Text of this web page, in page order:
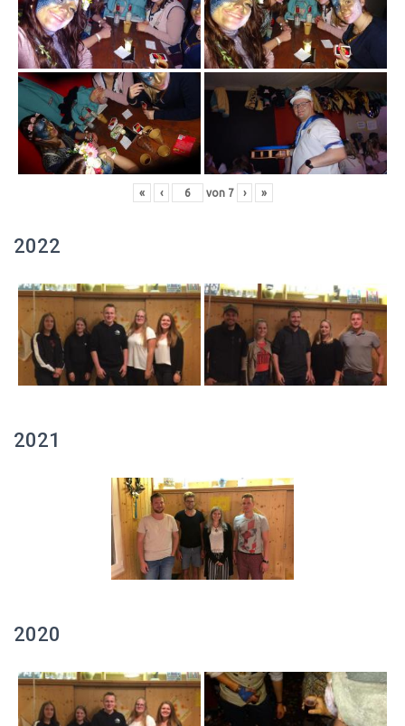
« ‹ von 7 › »
2022
2021
2020